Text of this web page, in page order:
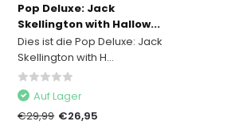
Pop Deluxe: Jack
Skellington with Hallow...
Dies ist die Pop Deluxe: Jack
Skellington with H...
Auf Lager
€29,99 €26,95